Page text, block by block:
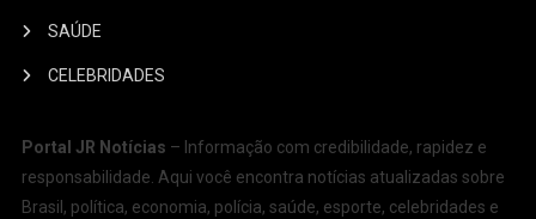
SAÚDE
CELEBRIDADES
Portal JR Notícias – Informação com credibilidade, rapidez e
responsabilidade. Aqui você encontra notícias atualizadas sobre
Brasil, política, economia, polícia, saúde, esporte, celebridades e